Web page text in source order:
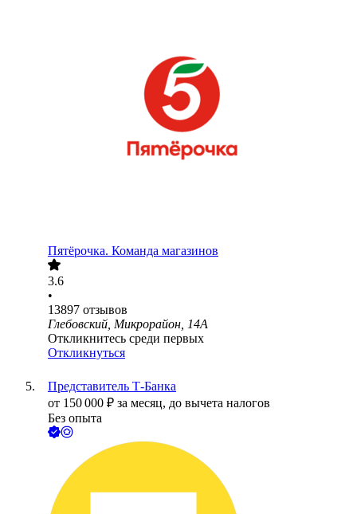
Пятёрочка. Команда магазинов
3.6
•
13897 отзывов
Глебовский, Микрорайон, 14А
Откликнитесь среди первых
Откликнуться
Представитель Т-Банка
от 150 000 ₽ за месяц, до вычета налогов
Без опыта